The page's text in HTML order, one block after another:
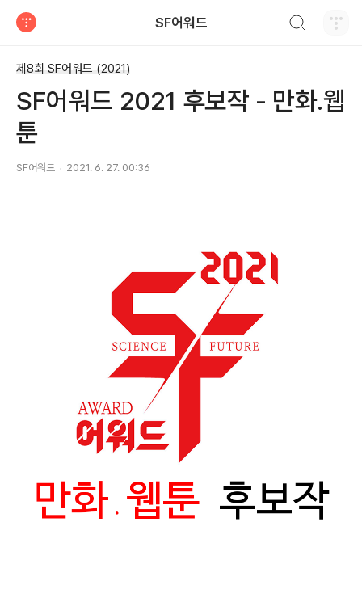
SF어워드
제8회 SF어워드 (2021)
SF어워드 2021 후보작 - 만화.웹
툰
SF어워드 2021. 6. 27. 00:36